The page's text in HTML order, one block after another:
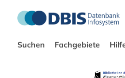
Suchen Fachgebiete